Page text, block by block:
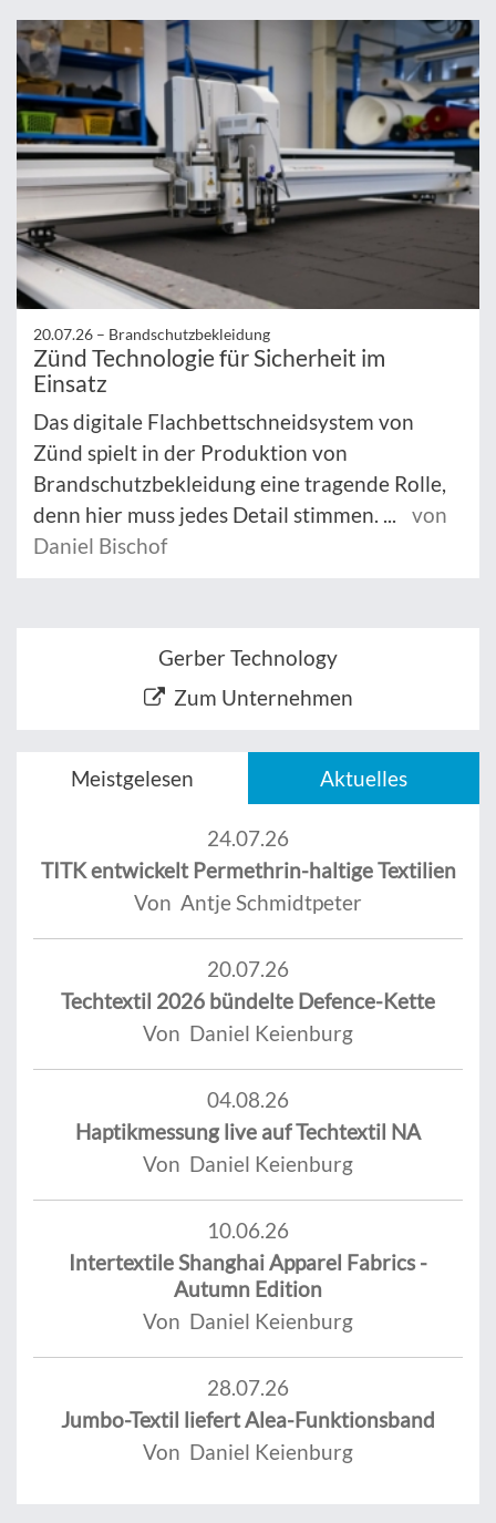
20.07.26 – Brandschutzbekleidung
Zünd Technologie für Sicherheit im
Einsatz
Das digitale Flachbettschneidsystem von
Zünd spielt in der Produktion von
Brandschutzbekleidung eine tragende Rolle,
denn hier muss jedes Detail stimmen. ...
von
Daniel Bischof
Gerber Technology
Zum Unternehmen
Meistgelesen Aktuelles
24.07.26
TITK entwickelt Permethrin-haltige Textilien
Von Antje Schmidtpeter
20.07.26
Techtextil 2026 bündelte Defence-Kette
Von Daniel Keienburg
04.08.26
Haptikmessung live auf Techtextil NA
Von Daniel Keienburg
10.06.26
Intertextile Shanghai Apparel Fabrics -
Autumn Edition
Von Daniel Keienburg
28.07.26
Jumbo-Textil liefert Alea-Funktionsband
Von Daniel Keienburg